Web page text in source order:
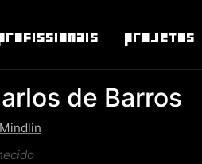
Projetos
de Barros